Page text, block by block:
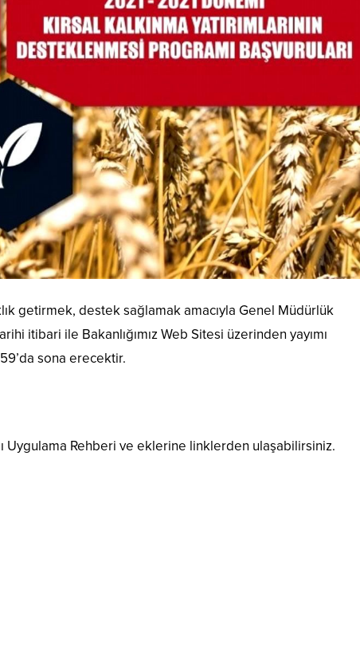
getirmek, destek sağlamak amacıyla Genel Müdürlük
itibari ile Bakanlığımız Web Sitesi üzerinden yayımı
sona erecektir.
Uygulama Rehberi ve eklerine linklerden ulaşabilirsiniz.